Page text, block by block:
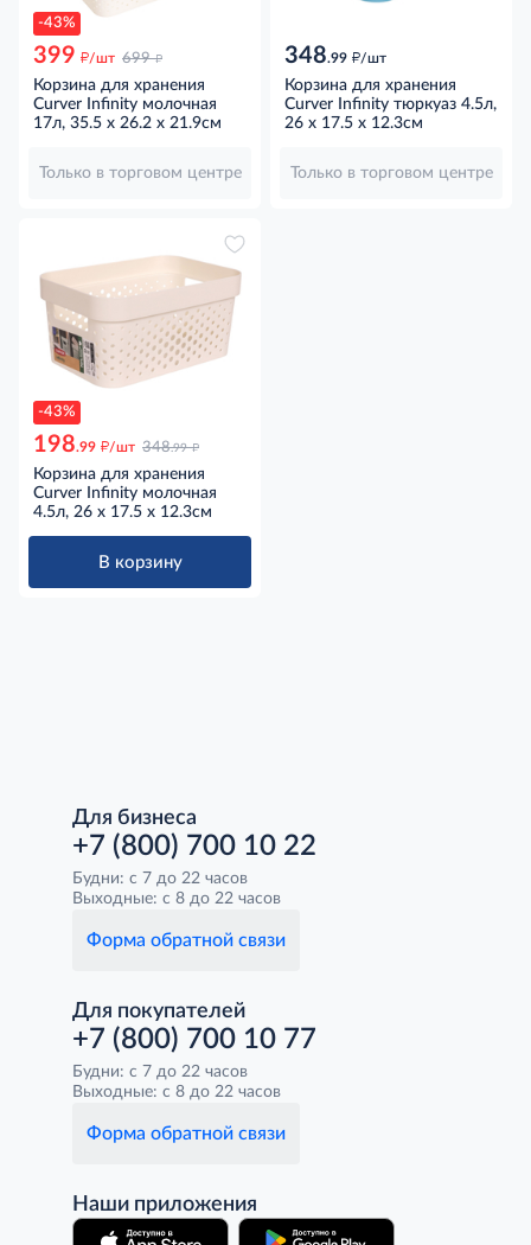
-43%
399 д/шт 699 д
Корзина для хранения
Curver Infinity молочная
17л, 35.5 x 26.2 x 21.9см
Только в торговом центре
348.99 д/шт
Корзина для хранения
Curver Infinity тюркуаз 4.5л,
26 x 17.5 x 12.3см
Только в торговом центре
-43%
198.99 д/шт 348.99 д
Корзина для хранения
Curver Infinity молочная
4.5л, 26 x 17.5 x 12.3см
В корзину
Для бизнеса
+7 (800) 700 10 22
Будни: с 7 до 22 часов
Выходные: с 8 до 22 часов
Форма обратной связи
Для покупателей
+7 (800) 700 10 77
Будни: с 7 до 22 часов
Выходные: с 8 до 22 часов
Форма обратной связи
Наши приложения